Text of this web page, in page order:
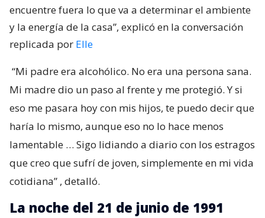
encuentre fuera lo que va a determinar el ambiente
y la energía de la casa”, explicó en la conversación
replicada por Elle
“Mi padre era alcohólico. No era una persona sana.
Mi madre dio un paso al frente y me protegió. Y si
eso me pasara hoy con mis hijos, te puedo decir que
haría lo mismo, aunque eso no lo hace menos
lamentable … Sigo lidiando a diario con los estragos
que creo que sufrí de joven, simplemente en mi vida
cotidiana” , detalló.
La noche del 21 de junio de 1991